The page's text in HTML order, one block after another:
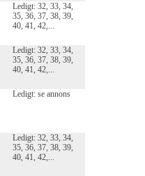
Ledigt: 32, 33, 34,
35, 36, 37, 38, 39,
40, 41, 42,...
Ledigt: 32, 33, 34,
35, 36, 37, 38, 39,
40, 41, 42,...
Ledigt: se annons
Ledigt: 32, 33, 34,
35, 36, 37, 38, 39,
40, 41, 42,...